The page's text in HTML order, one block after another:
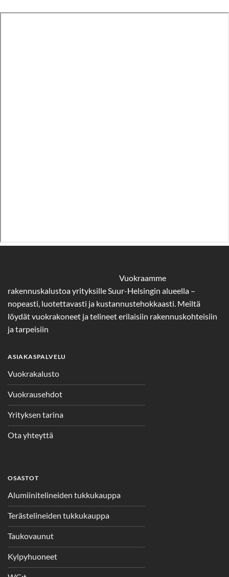
Vuokraamme
rakennuskalustoa yrityksille Suur-Helsingin alueella –
nopeasti, luotettavasti ja kustannustehokkaasti. Meiltä
löydät vuokrakoneet ja telineet erilaisiin rakennuskohteisiin
ja tarpeisiin
ASIAKASPALVELU
Vuokrakalusto
Vuokrausehdot
Yrityksen tarina
Ota yhteyttä
OSASTOT
Alumiinitelineiden tukkukauppa
Terästelineiden tukkukauppa
Taukovaunut
Kylpyhuoneet